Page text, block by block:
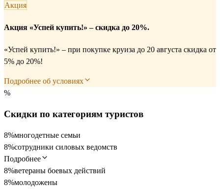
Акция
Акция «Успей купить!» – скидка до 20%.
«Успей купить!» – при покупке круиза до 20 августа скидка от
5% до 20%!
Подробнее об условиях
%
Скидки по категориям туристов
8%многодетные семьи
8%сотрудники силовых ведомств
Подробнее
8%ветераны боевых действий
8%молодожены